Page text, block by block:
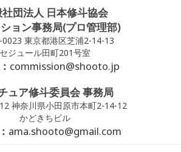
団法人 日本修斗協会
ョン事務局(プロ管理部)
0023 東京都港区芝浦2-14-13
セジュール田町201号室
commission@shooto.jp
ュア修斗委員会 事務局
神奈川県小田原市本町2-14-12
かどきちビル
ama.shooto@gmail.com